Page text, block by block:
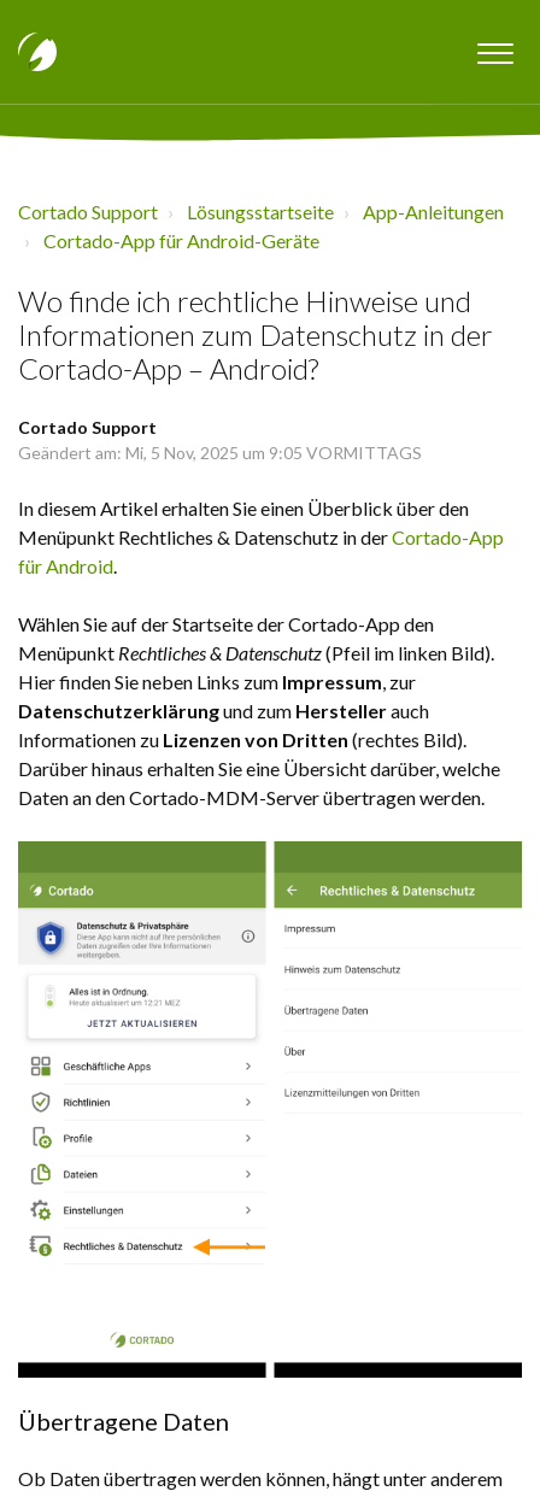
Cortado Support Lösungsstartseite
App-Anleitungen
Cortado-App für Android-Geräte
Wo finde ich rechtliche Hinweise und
Informationen zum Datenschutz in der
Cortado-App – Android?
Cortado Support
Geändert am: Mi, 5 Nov, 2025 um 9:05 VORMITTAGS
In diesem Artikel erhalten Sie einen Überblick über den
Menüpunkt Rechtliches & Datenschutz in derCortado-App
für Android.
Wählen Sie auf der Startseite der Cortado-App den
Menüpunkt Rechtliches & Datenschutz(Pfeil im linken Bild).
Hier finden Sie neben Links zum Impressum, zur
Datenschutzerklärungund zum Herstellerauch
Informationen zu Lizenzen von Dritten (rechtes Bild).
Darüber hinaus erhalten Sie eine Übersicht darüber, welche
Daten an den Cortado-MDM-Server übertragen werden.
Übertragene Daten
Ob Daten übertragen werden können, hängt unter anderem